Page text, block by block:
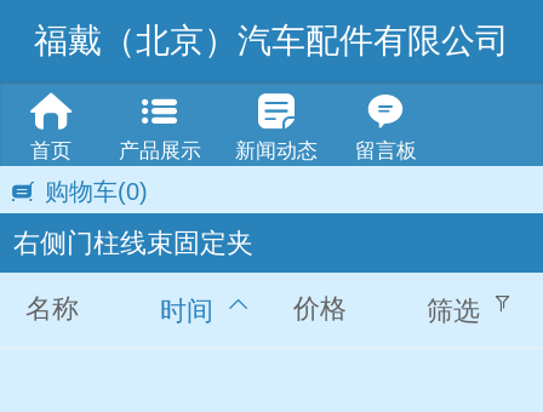
福戴（北京）汽车配件有限公司
首页 产品展示 新闻动态 留言板
购物车(0)
右侧门柱线束固定夹
名称 时间 价格 筛选